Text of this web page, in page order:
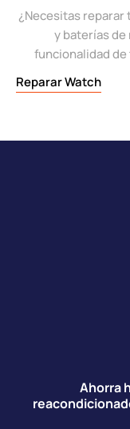
¿Necesitas reparar
y baterías
funcionalidad
Reparar Watch
Ahorra